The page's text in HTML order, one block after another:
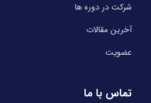
شرکت در دوره ها
آخرین مقالات
عضویت
تماس با ما